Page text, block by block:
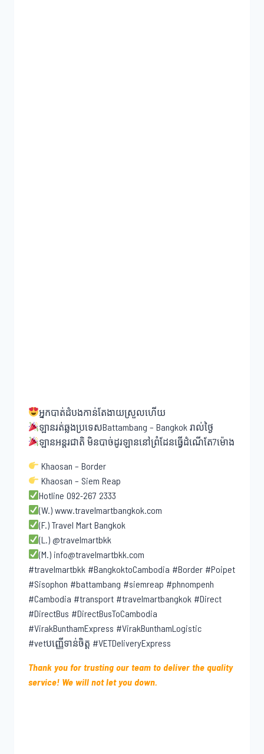
អ្នកបាត់ដំបងកាន់តែងាយស្រួលហើយ
ឡានរត់ឆ្លងប្រទេសBattambang – Bangkok រាល់ថ្ងៃ
ឡានអន្តរជាតិ មិនបាច់ដូរឡាននៅព្រំដែនធ្វើដំណើតែ7ម៉ោង
Khaosan – Border
Khaosan – Siem Reap
Hotline 092-267 2333
(W.) www.travelmartbangkok.com
(F.) Travel Mart Bangkok
(L.) @travelmartbkk
(M.) info@travelmartbkk.com
#travelmartbkk #BangkoktoCambodia #Border #Poipet
#Sisophon #battambang #siemreap #phnompenh
#Cambodia #transport #travelmartbangkok #Direct
#DirectBus #DirectBusToCambodia
#VirakBunthamExpress #VirakBunthamLogistic
#vetបញ្ញើទាន់ចិត្ត #VETDeliveryExpress
Thank you for trusting our team to deliver the quality
service! We will not let you down.